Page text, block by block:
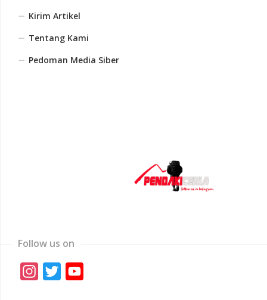
Kirim Artikel
Tentang Kami
Pedoman Media Siber
Follow us on
Instagram
Twitter